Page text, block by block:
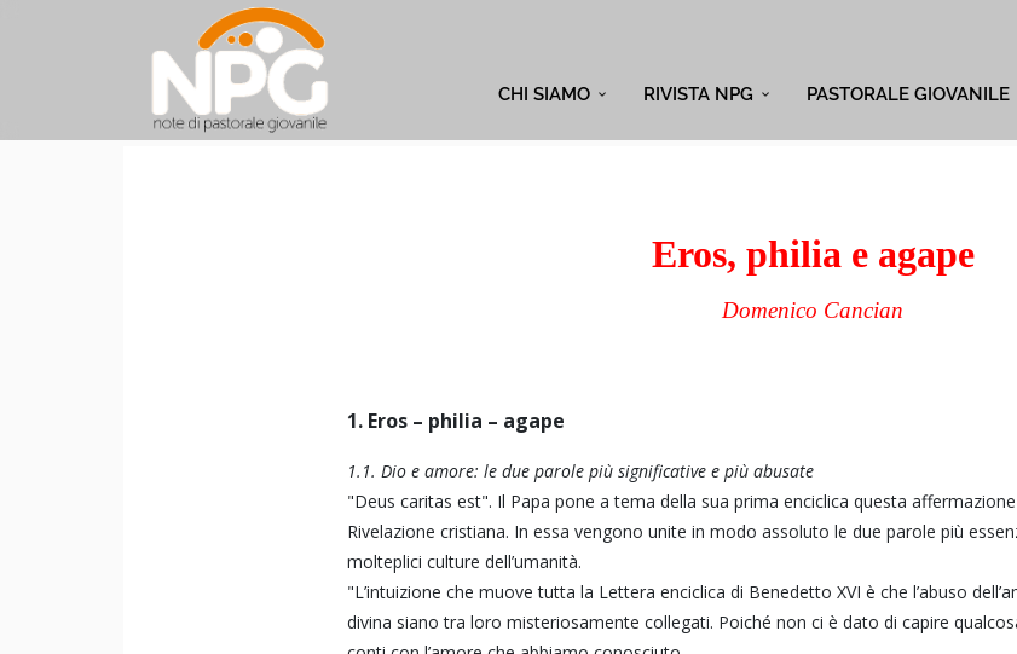
CHI SIAMO RIVISTA NPG PASTORALE GIOVANILE
Eros, philia e agape
Domenico Cancian
1. Eros – philia – agape
1.1. Dio e amore: le due parole più significative e più abusate
"Deus caritas est". Il Papa pone a tema della sua prima enciclica questa
Rivelazione cristiana. In essa vengono unite in modo assoluto le due parole più
molteplici culture dell’umanità.
"L’intuizione che muove tutta la Lettera enciclica di Benedetto XVI è che l’abuso
divina siano tra loro misteriosamente collegati. Poiché non ci è dato di capire